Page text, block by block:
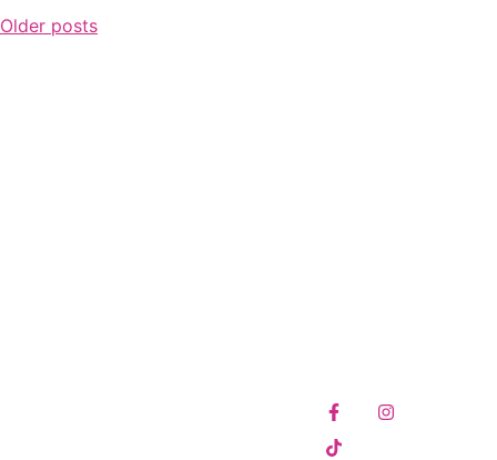
Older posts
objetsdumonde@gmail.com